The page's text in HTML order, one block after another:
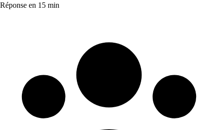
Réponse en 15 min